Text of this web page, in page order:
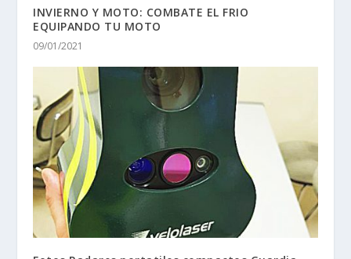
INVIERNO Y MOTO: COMBATE EL FRIO
EQUIPANDO TU MOTO
09/01/2021